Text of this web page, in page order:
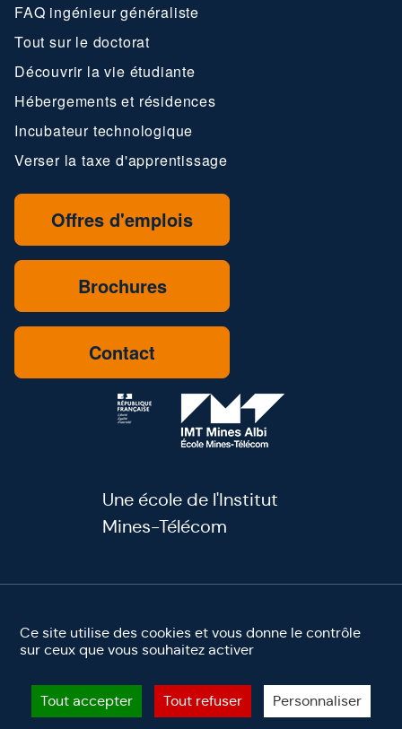
Ce site utilise des cookies et vous donne le contrôle
sur ceux que vous souhaitez activer
Tout accepter Tout refuser Personnaliser
FAQ ingénieur généraliste
Tout sur le doctorat
Découvrir la vie étudiante
Hébergements et résidences
Incubateur technologique
Verser la taxe d'apprentissage
Offres d'emplois
Brochures
Contact
Une école de l'Institut
Mines-Télécom
youtube
linkedin
facebook
instagram
Mentions légales
©2025 IMT Mines Albi. Tous droits réservés